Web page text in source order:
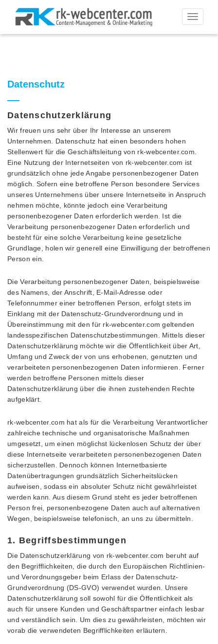
Toggle
Datenschutz
Datenschutzerklärung
Wir freuen uns sehr über Ihr Interesse an unserem
Unternehmen. Datenschutz hat einen besonders hohen
Stellenwert für die Geschäftsleitung von rk-webcenter.com.
Eine Nutzung der Internetseiten von rk-webcenter.com ist
grundsätzlich ohne jede Angabe personenbezogener Daten
möglich. Sofern eine betroffene Person besondere Services
unseres Unternehmens über unsere Internetseite in Anspruch
nehmen möchte, könnte jedoch eine Verarbeitung
personenbezogener Daten erforderlich werden. Ist die
Verarbeitung personenbezogener Daten erforderlich und
besteht für eine solche Verarbeitung keine gesetzliche
Grundlage, holen wir generell eine Einwilligung der betroffenen
Person ein.
Die Verarbeitung personenbezogener Daten, beispielsweise
des Namens, der Anschrift, E-Mail-Adresse oder
Telefonnummer einer betroffenen Person, erfolgt stets im
Einklang mit der Datenschutz-Grundverordnung und in
Übereinstimmung mit den für rk-webcenter.com geltenden
landesspezifischen Datenschutzbestimmungen. Mittels dieser
Datenschutzerklärung möchte wir die Öffentlichkeit über Art,
Umfang und Zweck der von uns erhobenen, genutzten und
verarbeiteten personenbezogenen Daten informieren. Ferner
werden betroffene Personen mittels dieser
Datenschutzerklärung über die ihnen zustehenden Rechte
aufgeklärt.
rk-webcenter.com hat als für die Verarbeitung Verantwortlicher
zahlreiche technische und organisatorische Maßnahmen
umgesetzt, um einen möglichst lückenlosen Schutz der über
diese Internetseite verarbeiteten personenbezogenen Daten
sicherzustellen. Dennoch können Internetbasierte
Datenübertragungen grundsätzlich Sicherheitslücken
aufweisen, sodass ein absoluter Schutz nicht gewährleistet
werden kann. Aus diesem Grund steht es jeder betroffenen
Person frei, personenbezogene Daten auch auf alternativen
Wegen, beispielsweise telefonisch, an uns zu übermitteln.
1. Begriffsbestimmungen
Die Datenschutzerklärung von rk-webcenter.com beruht auf
den Begrifflichkeiten, die durch den Europäischen Richtlinien-
und Verordnungsgeber beim Erlass der Datenschutz-
Grundverordnung (DS-GVO) verwendet wurden. Unsere
Datenschutzerklärung soll sowohl für die Öffentlichkeit als
auch für unsere Kunden und Geschäftspartner einfach lesbar
und verständlich sein. Um dies zu gewährleisten, möchten wir
vorab die verwendeten Begrifflichkeiten erläutern.